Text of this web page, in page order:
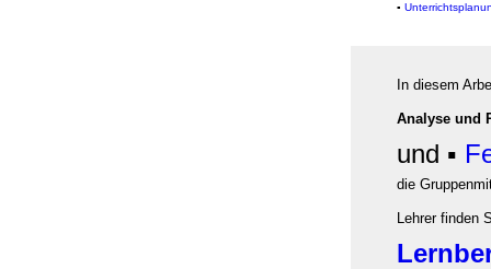
▪
In diesem
Analyse und
und ▪
die
Lehrer finden